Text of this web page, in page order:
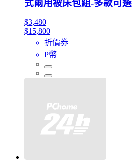
式兩用被床包組-多款可選
$3,480
$15,800
折價券
P幣